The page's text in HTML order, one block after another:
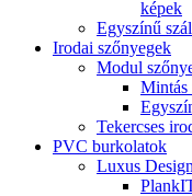
képek
Egyszínű
Irodai szőnyegek
Modul
Mintás
Tekercses
PVC burkolatok
Luxus